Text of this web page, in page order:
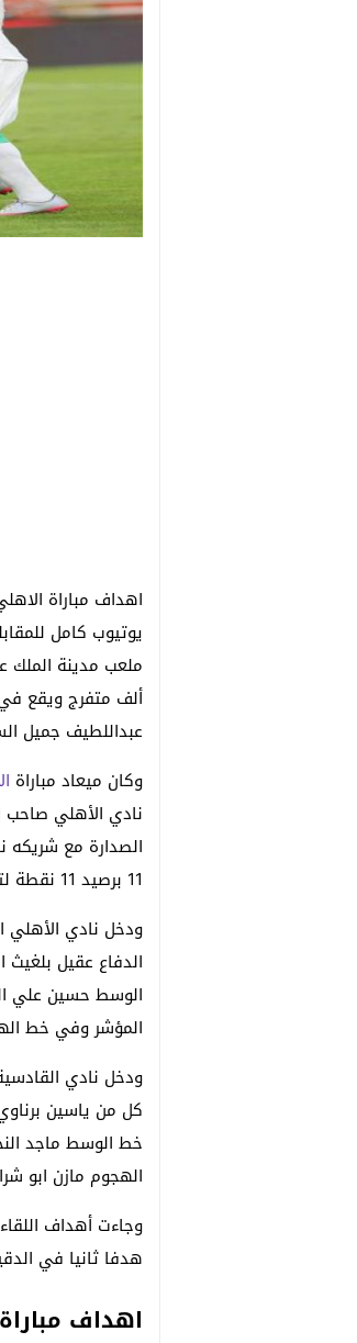
اهداف مباراة
يوتيوب كامل
ألف متفرج ويقع
عبداللطيف جميل
وكان ميعاد مباراة
نادي الأهلي صاحب
11 برصيد 11 نقطة لتجاوز كل من الوحدة.
ودخل نادي الأهلي
الدفاع عقيل
الوسط حسين علي
المؤشر وفي خط
ودخل نادي
كل من ياسين
خط الوسط ماجد
الهجوم مازن ابو
هدفا ثانيا في الدقيقة 68 ليضع كتيبة ” الراقي ” في المقدمة
اهداف